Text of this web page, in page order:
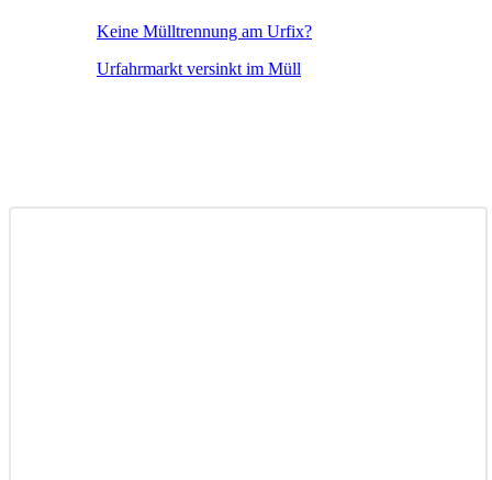
Keine Mülltrennung am Urfix?
Urfahrmarkt versinkt im Müll